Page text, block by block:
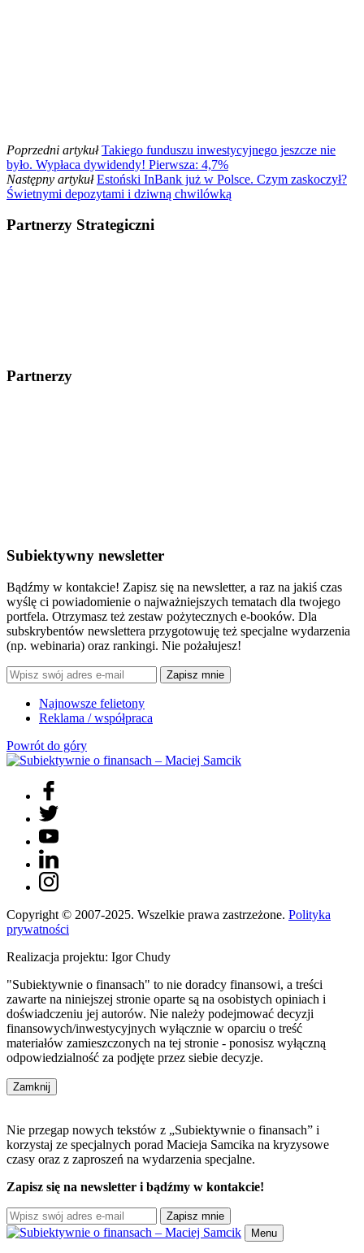
Poprzedni artykuł Takiego funduszu inwestycyjnego jeszcze nie
było. Wypłaca dywidendy! Pierwsza: 4,7%
Następny artykuł Estoński InBank już w Polsce. Czym zaskoczył?
Świetnymi depozytami i dziwną chwilówką
Partnerzy Strategiczni
Partnerzy
Subiektywny newsletter
Bądźmy w kontakcie! Zapisz się na newsletter, a raz na jakiś czas
wyślę ci powiadomienie o najważniejszych tematach dla twojego
portfela. Otrzymasz też zestaw pożytecznych e-booków. Dla
subskrybentów newslettera przygotowuję też specjalne wydarzenia
(np. webinaria) oraz rankingi. Nie pożałujesz!
Zapisz mnie
Najnowsze felietony
Reklama / współpraca
Powrót do góry
Copyright © 2007-2025. Wszelkie prawa zastrzeżone. Polityka
prywatności
Realizacja projektu: Igor Chudy
"Subiektywnie o finansach" to nie doradcy finansowi, a treści
zawarte na niniejszej stronie oparte są na osobistych opiniach i
doświadczeniu jej autorów. Nie należy podejmować decyzji
finansowych/inwestycyjnych wyłącznie w oparciu o treść
materiałów zamieszczonych na tej stronie - ponosisz wyłączną
odpowiedzialność za podjęte przez siebie decyzje.
Zamknij
Nie przegap nowych tekstów z „Subiektywnie o finansach” i
korzystaj ze specjalnych porad Macieja Samcika na kryzysowe
czasy oraz z zaproszeń na wydarzenia specjalne.
Zapisz się na newsletter i bądźmy w kontakcie!
Zapisz mnie
Menu